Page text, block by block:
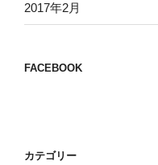
2017年2月
FACEBOOK
カテゴリー